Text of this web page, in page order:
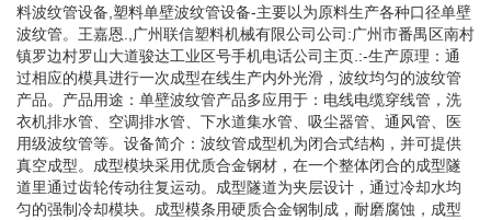
料波纹管设备,塑料单壁波纹管设备-主要以为原料生产各种口径单壁
波纹管。王嘉恩.,广州联信塑料机械有限公司公司:广州市番禺区南村
镇罗边村罗山大道骏达工业区号手机电话公司主页.:-生产原理：通
过相应的模具进行一次成型在线生产内外光滑，波纹均匀的波纹管
产品。产品用途：单壁波纹管产品多应用于：电线电缆穿线管，洗
衣机排水管、空调排水管、下水道集水管、吸尘器管、通风管、医
用级波纹管等。设备简介：波纹管成型机为闭合式结构，并可提供
真空成型。成型模块采用优质合金钢材，在一个整体闭合的成型隧
道里通过齿轮传动往复运动。成型隧道为夹层设计，通过冷却水均
匀的强制冷却模块。成型模条用硬质合金钢制成，耐磨腐蚀，成型